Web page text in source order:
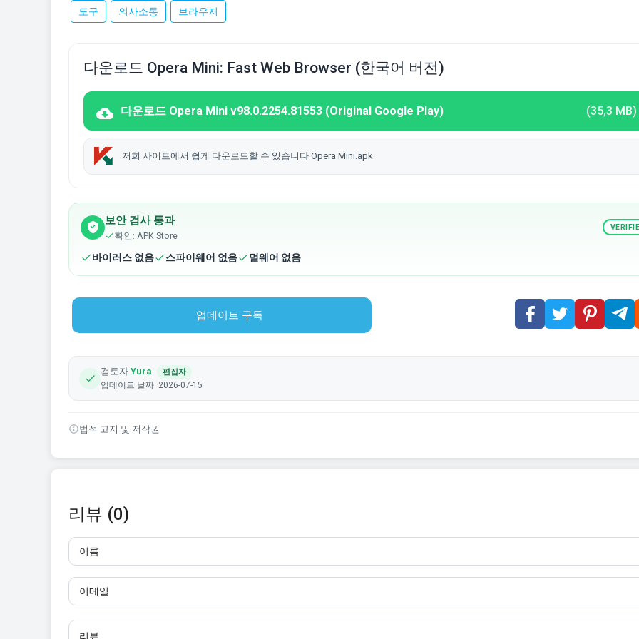
도구 의사소통 브라우저
다운로드 Opera Mini: Fast Web Browser (한국어 버전)
다운로드 Opera Mini v98.0.2254.81553 (Original Google Play) (35,3 MB)
저희 사이트에서 쉽게 다운로드할 수 있습니다 Opera Mini.apk
보안 검사 통과
확인: APK Store
바이러스 없음 스파이웨어 없음 멀웨어 없음
업데이트 구독
검토자 Yura 편집자
업데이트 날짜: 2026-07-15
법적 고지 및 저작권
리뷰 (0)
이름
이메일
리뷰
10자 이상 입력하세요. 링크는 사용할 수 없습니다.